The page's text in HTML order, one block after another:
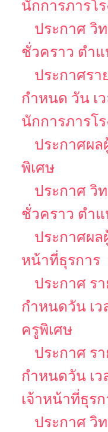
นักการภารโร
ประกาศ วิ
ชั่วคราว ตำแ
ประกาศรา
กำหนด วัน เ
นักการภารโ
ประกาศผ
พิเศษ
ประกาศ วิ
ชั่วคราว ตำ
ประกาศผล
หน้าที่ธุรการ
ประกาศ ร
กำหนดวัน เ
ครูพิเศษ
ประกาศ ร
กำหนดวัน เ
เจ้าหน้าที่ธุร
ประกาศ วิ